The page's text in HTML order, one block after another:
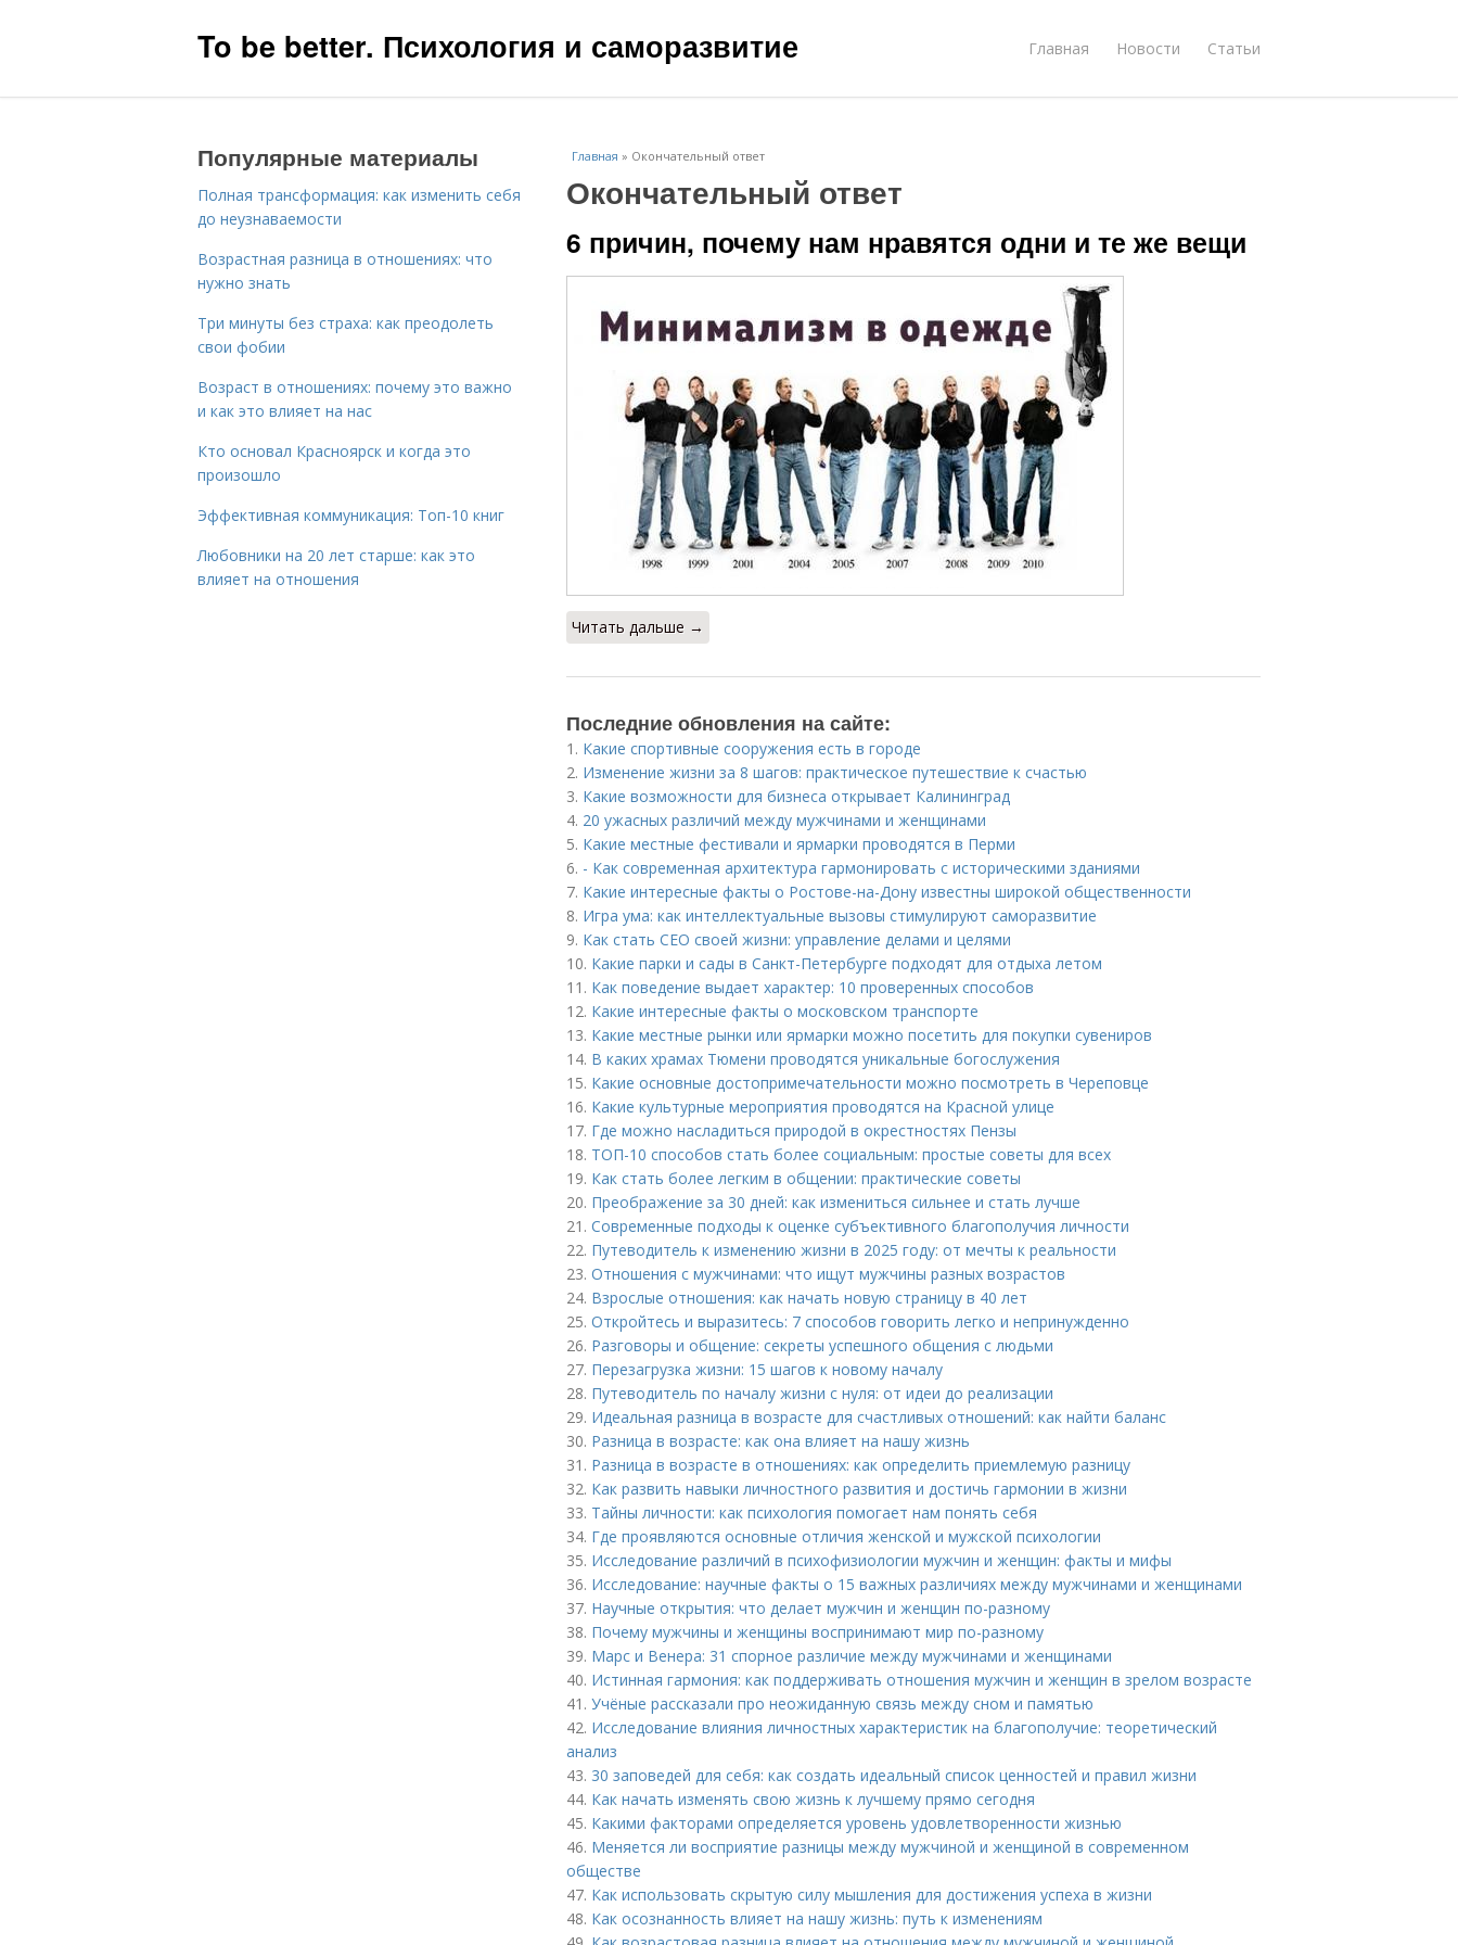
To be better. Психология и саморазвитие Главная Новости Статьи
Главная » Окончательный ответ
Окончательный ответ
6 причин, почему нам нравятся одни и те же вещи
Читать дальше →
Последние обновления на сайте:
1. Какие спортивные сооружения есть в городе
2. Изменение жизни за 8 шагов: практическое путешествие к счастью
3. Какие возможности для бизнеса открывает Калининград
4. 20 ужасных различий между мужчинами и женщинами
5. Какие местные фестивали и ярмарки проводятся в Перми
6. - Как современная архитектура гармонировать с историческими зданиями
7. Какие интересные факты о Ростове-на-Дону известны широкой общественности
8. Игра ума: как интеллектуальные вызовы стимулируют саморазвитие
9. Как стать СЕО своей жизни: управление делами и целями
10. Какие парки и сады в Санкт-Петербурге подходят для отдыха летом
11. Как поведение выдает характер: 10 проверенных способов
12. Какие интересные факты о московском транспорте
13. Какие местные рынки или ярмарки можно посетить для покупки сувениров
14. В каких храмах Тюмени проводятся уникальные богослужения
15. Какие основные достопримечательности можно посмотреть в Череповце
16. Какие культурные мероприятия проводятся на Красной улице
17. Где можно насладиться природой в окрестностях Пензы
18. ТОП-10 способов стать более социальным: простые советы для всех
19. Как стать более легким в общении: практические советы
20. Преображение за 30 дней: как измениться сильнее и стать лучше
21. Современные подходы к оценке субъективного благополучия личности
22. Путеводитель к изменению жизни в 2025 году: от мечты к реальности
23. Отношения с мужчинами: что ищут мужчины разных возрастов
24. Взрослые отношения: как начать новую страницу в 40 лет
25. Откройтесь и выразитесь: 7 способов говорить легко и непринужденно
26. Разговоры и общение: секреты успешного общения с людьми
27. Перезагрузка жизни: 15 шагов к новому началу
28. Путеводитель по началу жизни с нуля: от идеи до реализации
29. Идеальная разница в возрасте для счастливых отношений: как найти баланс
30. Разница в возрасте: как она влияет на нашу жизнь
31. Разница в возрасте в отношениях: как определить приемлемую разницу
32. Как развить навыки личностного развития и достичь гармонии в жизни
33. Тайны личности: как психология помогает нам понять себя
34. Где проявляются основные отличия женской и мужской психологии
35. Исследование различий в психофизиологии мужчин и женщин: факты и мифы
36. Исследование: научные факты о 15 важных различиях между мужчинами и женщинами
37. Научные открытия: что делает мужчин и женщин по-разному
38. Почему мужчины и женщины воспринимают мир по-разному
39. Марс и Венера: 31 спорное различие между мужчинами и женщинами
40. Истинная гармония: как поддерживать отношения мужчин и женщин в зрелом возрасте
41. Учёные рассказали про неожиданную связь между сном и памятью
42. Исследование влияния личностных характеристик на благополучие: теоретический
анализ
43. 30 заповедей для себя: как создать идеальный список ценностей и правил жизни
44. Как начать изменять свою жизнь к лучшему прямо сегодня
45. Какими факторами определяется уровень удовлетворенности жизнью
46. Меняется ли восприятие разницы между мужчиной и женщиной в современном
обществе
47. Как использовать скрытую силу мышления для достижения успеха в жизни
48. Как осознанность влияет на нашу жизнь: путь к изменениям
Популярные материалы
Полная трансформация: как изменить себя
до неузнаваемости
Возрастная разница в отношениях: что
нужно знать
Три минуты без страха: как преодолеть
свои фобии
Возраст в отношениях: почему это важно
и как это влияет на нас
Кто основал Красноярск и когда это
произошло
Эффективная коммуникация: Топ-10 книг
Любовники на 20 лет старше: как это
влияет на отношения